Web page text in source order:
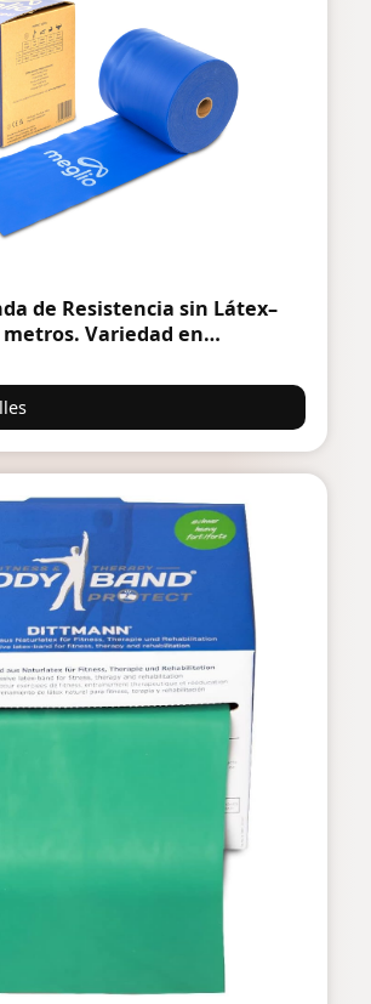
de Resistencia sin Látex–
metros. Variedad en
Cinco niveles desde extra
extra fuerte. Para
y rehabilitación, deportistas,
y rutinas